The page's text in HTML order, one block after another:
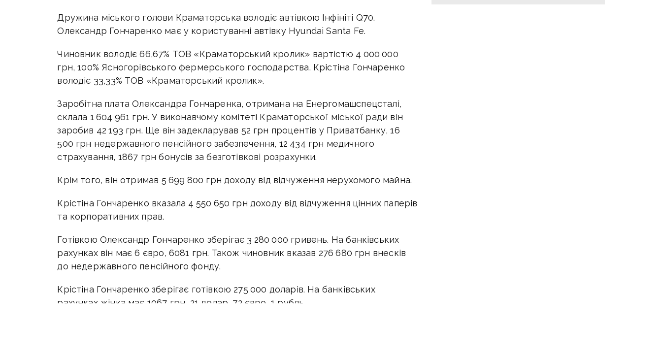
Дружина міського голови Краматорська володіє автівкою Інфініті Q70.
Олександр Гончаренко має у користуванні автівку Hyundai Santa Fe.
Чиновник володіє 66,67% ТОВ «Краматорський кролик» вартістю 4 000 000
грн, 100% Ясногорівського фермерського господарства. Крістіна Гончаренко
володіє 33,33% ТОВ «Краматорський кролик».
Заробітна плата Олександра Гончаренка, отримана на Енергомашспецсталі,
склала 1 604 961 грн. У виконавчому комітеті Краматорської міської ради він
заробив 42 193 грн. Ще він задекларував 52 грн процентів у Приватбанку, 16
500 грн недержавного пенсійного забезпечення, 12 434 грн медичного
страхування, 1867 грн бонусів за безготівкові розрахунки.
Крім того, він отримав 5 699 800 грн доходу від відчуження нерухомого майна.
Крістіна Гончаренко вказала 4 550 650 грн доходу від відчуження цінних паперів
та корпоративних прав.
Готівкою Олександр Гончаренко зберігає 3 280 000 гривень. На банківських
рахунках він має 6 євро, 6081 грн. Також чиновник вказав 276 680 грн внесків
до недержавного пенсійного фонду.
Крістіна Гончаренко зберігає готівкою 275 000 доларів. На банківських
рахунках жінка має 1067 грн, 21 долар, 72 євро, 1 рубль.